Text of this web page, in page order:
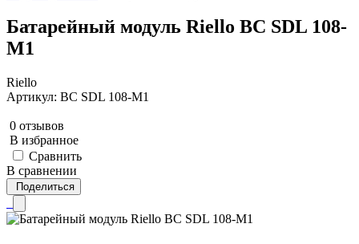
Батарейный модуль Riello BC SDL 108-
M1
Riello
Артикул: BC SDL 108-M1
0 отзывов
В избранное
Сравнить
В сравнении
Поделиться